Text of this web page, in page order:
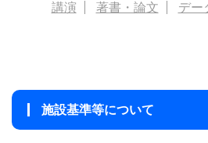
講演
著書・論文 デー
施設基準等について